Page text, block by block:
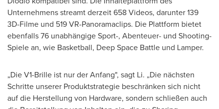
Unternehmens streamt derzeit 658 Videos, darunter 139
3D-Filme und 519 VR-Panoramaclips. Die Plattform bietet
ebenfalls 76 unabhängige Sport-, Abenteuer- und Shooting-
Spiele an, wie Basketball, Deep Space Battle und Lamper.
„Die V1-Brille ist nurder Anfang", sagt Li. „Die nächsten
Schritte unserer Produktstrategie beschränken sich nicht
auf die Herstellung von Hardware, sondern schließen auch